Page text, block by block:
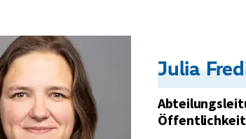
Kontakt:
Julia